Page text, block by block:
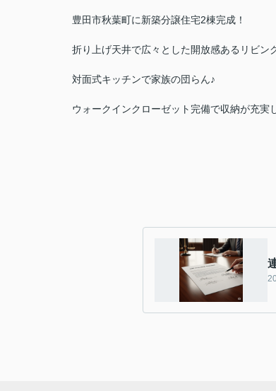
豊田市秋葉町に新築分譲住宅2棟完成！
折り上げ天井で広々とした開放感あるリビン
対面式キッチンで家族の団らん♪
ウォークインクローゼット完備で収納が充実